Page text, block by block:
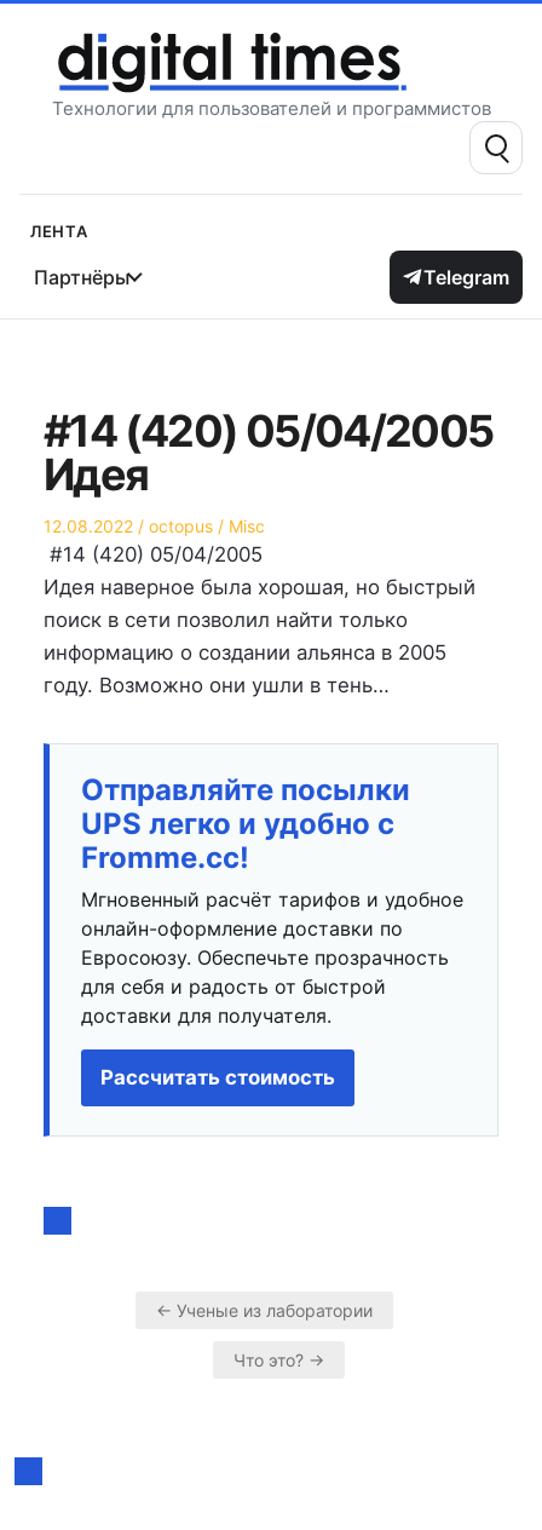
содержимому
Технологии для пользователей и программистов
Поиск:
Лента
Партнёры Telegram
#14 (420) 05/04/2005
Идея
Опубликовано
на
12.08.2022 Автор
octopus
Опубликовано
в
Misc
#14 (420) 05/04/2005
Идея наверное была хорошая, но быстрый
поиск в сети позволил найти только
информацию о создании альянса в 2005
году. Возможно они ушли в тень…
Отправляйте посылки
UPS легко и удобно с
Fromme.cc!
Мгновенный расчёт тарифов и удобное
онлайн-оформление доставки по
Евросоюзу. Обеспечьте прозрачность
для себя и радость от быстрой
доставки для получателя.
Рассчитать стоимость
← Ученые из лаборатории
Что это? →